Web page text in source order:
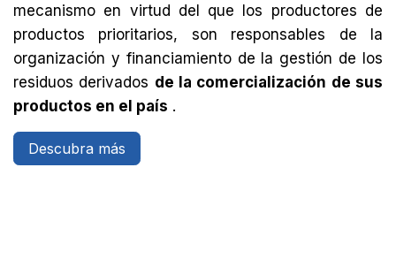
mecanismo en virtud del que los productores de
productos prioritarios, son responsables de la
organización y financiamiento de la gestión de los
residuos derivados de la comercialización de sus
productos en el país .
Descubra más